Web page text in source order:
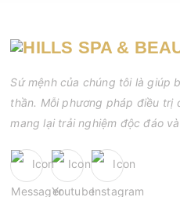
Sứ mệnh của chúng tôi là giúp
thần. Mỗi phương pháp điều
mang lại trải nghiệm độc đáo